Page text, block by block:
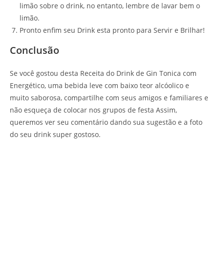
limão sobre o drink, no entanto, lembre de lavar bem o
limão.
Pronto enfim seu Drink esta pronto para Servir e Brilhar!
Conclusão
Se você gostou desta Receita do Drink de Gin Tonica com
Energético, uma bebida leve com baixo teor alcóolico e
muito saborosa, compartilhe com seus amigos e familiares e
não esqueça de colocar nos grupos de festa Assim,
queremos ver seu comentário dando sua sugestão e a foto
do seu drink super gostoso.